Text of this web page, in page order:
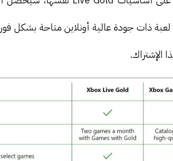
تجربة أكثر من 25 لعبة ذات جودة عالية أونلاين
الإشتراك.